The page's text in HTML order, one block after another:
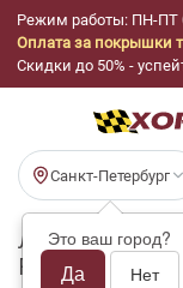
Режим работы: ПН-ПТ
Оплата за покрышки
Скидки до 50% -
Санкт-Петербург
Это ваш город?
Да Нет
Летние шины
PS-2 бу (5-6